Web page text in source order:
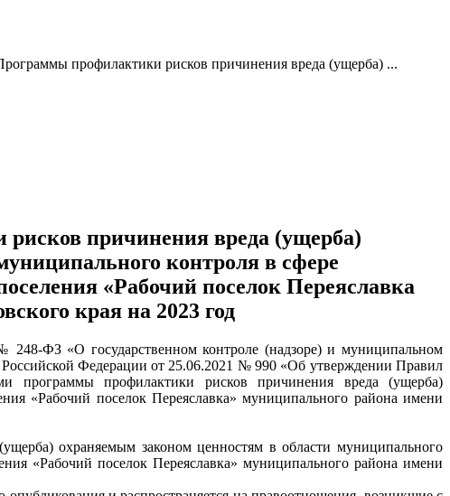
профилактики рисков причинения вреда (ущерба) ...
причинения вреда (ущерба)
контроля в сфере
«Рабочий поселок Переяславка
края на 2023 год
248-ФЗ «О государственном контроле (надзоре) и муниципальном
Федерации от 25.06.2021 № 990 «Об утверждении Правил
программы профилактики рисков причинения вреда (ущерба)
«Рабочий поселок Переяславка» муниципального района имени
охраняемым законом ценностям в области муниципального
«Рабочий поселок Переяславка» муниципального района имени